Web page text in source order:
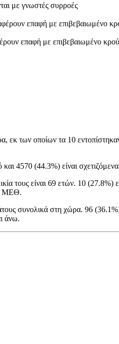
με γνωστές συρροές
επαφή με επιβεβαιωμένο
επαφή με επιβεβαιωμένο
των οποίων τα 10
και 4570 (44.3%) είναι
τους είναι 69 ετών. 10
ΜΕΘ.
συνολικά στη χώρα. 96
άνω.